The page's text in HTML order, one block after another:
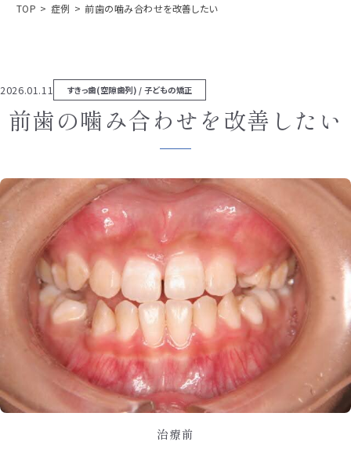
TOP 症例 前歯の噛み合わせを改善したい
2026.01.11 すきっ歯(空隙歯列) / 子どもの矯正
前歯の噛み合わせを改善したい
治療前